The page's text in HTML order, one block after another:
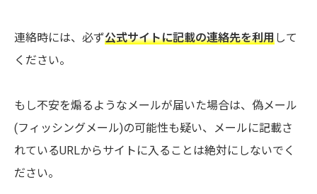
連絡時には、必ず公式サイトに記載の連絡先を利用して
ください。
もし不安を煽るようなメールが届いた場合は、偽メール
(フィッシングメール)の可能性も疑い、メールに記載さ
れているURLからサイトに入ることは絶対にしないでく
ださい。